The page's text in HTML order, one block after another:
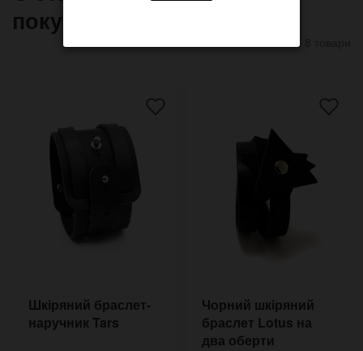
покупают
Шкіряний браслет-
наручник Tars
Чорний шкіряний
браслет Lotus на
два оберти